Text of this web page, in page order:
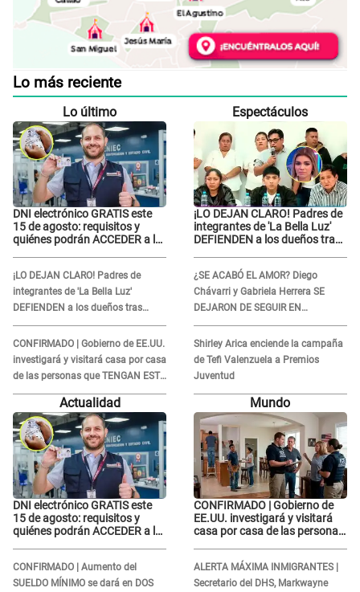
Lo más reciente
Lo último
DNI electrónico GRATIS este
15 de agosto: requisitos y
quiénes podrán ACCEDER a la
¡LO DEJAN CLARO! Padres de
integrantes de 'La Bella Luz'
DEFIENDEN a los dueños tras
denuncia: “Nunca vimos nada...”
CONFIRMADO | Gobierno de EE.UU.
investigará y visitará casa por casa
de las personas que TENGAN ESTE
TRABAJO
Espectáculos
¡LO DEJAN CLARO! Padres de
integrantes de 'La Bella Luz'
DEFIENDEN a los dueños tras
¿SE ACABÓ EL AMOR? Diego
Chávarri y Gabriela Herrera SE
DEJARON DE SEGUIR EN
INSTAGRAM y él ANUNCIÓ SU
RENUNCIA A SU PODCAST
Shirley Arica enciende la campaña
de Tefi Valenzuela a Premios
Juventud
Actualidad
DNI electrónico GRATIS este
15 de agosto: requisitos y
quiénes podrán ACCEDER a la
CONFIRMADO | Aumento del
SUELDO MÍNIMO se dará en DOS
Mundo
CONFIRMADO | Gobierno de
EE.UU. investigará y visitará
casa por casa de las personas
ALERTA MÁXIMA INMIGRANTES |
Secretario del DHS, Markwayne